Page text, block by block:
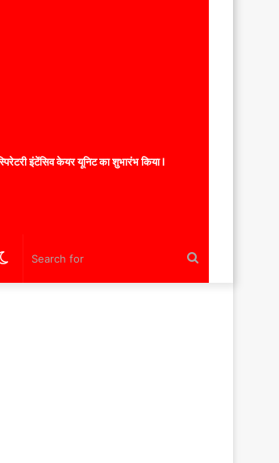
इंटेंसिव केयर यूनिट का शुभारंभ किया l
Switch